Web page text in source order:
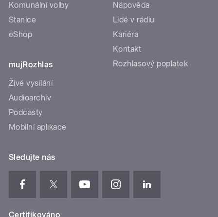
Komunální volby
Stanice
eShop
mujRozhlas
Živé vysílání
Audioarchiv
Podcasty
Mobilní aplikace
Nápověda
Lidé v rádiu
Kariéra
Kontakt
Rozhlasový poplatek
Sledujte nás
Certifikováno